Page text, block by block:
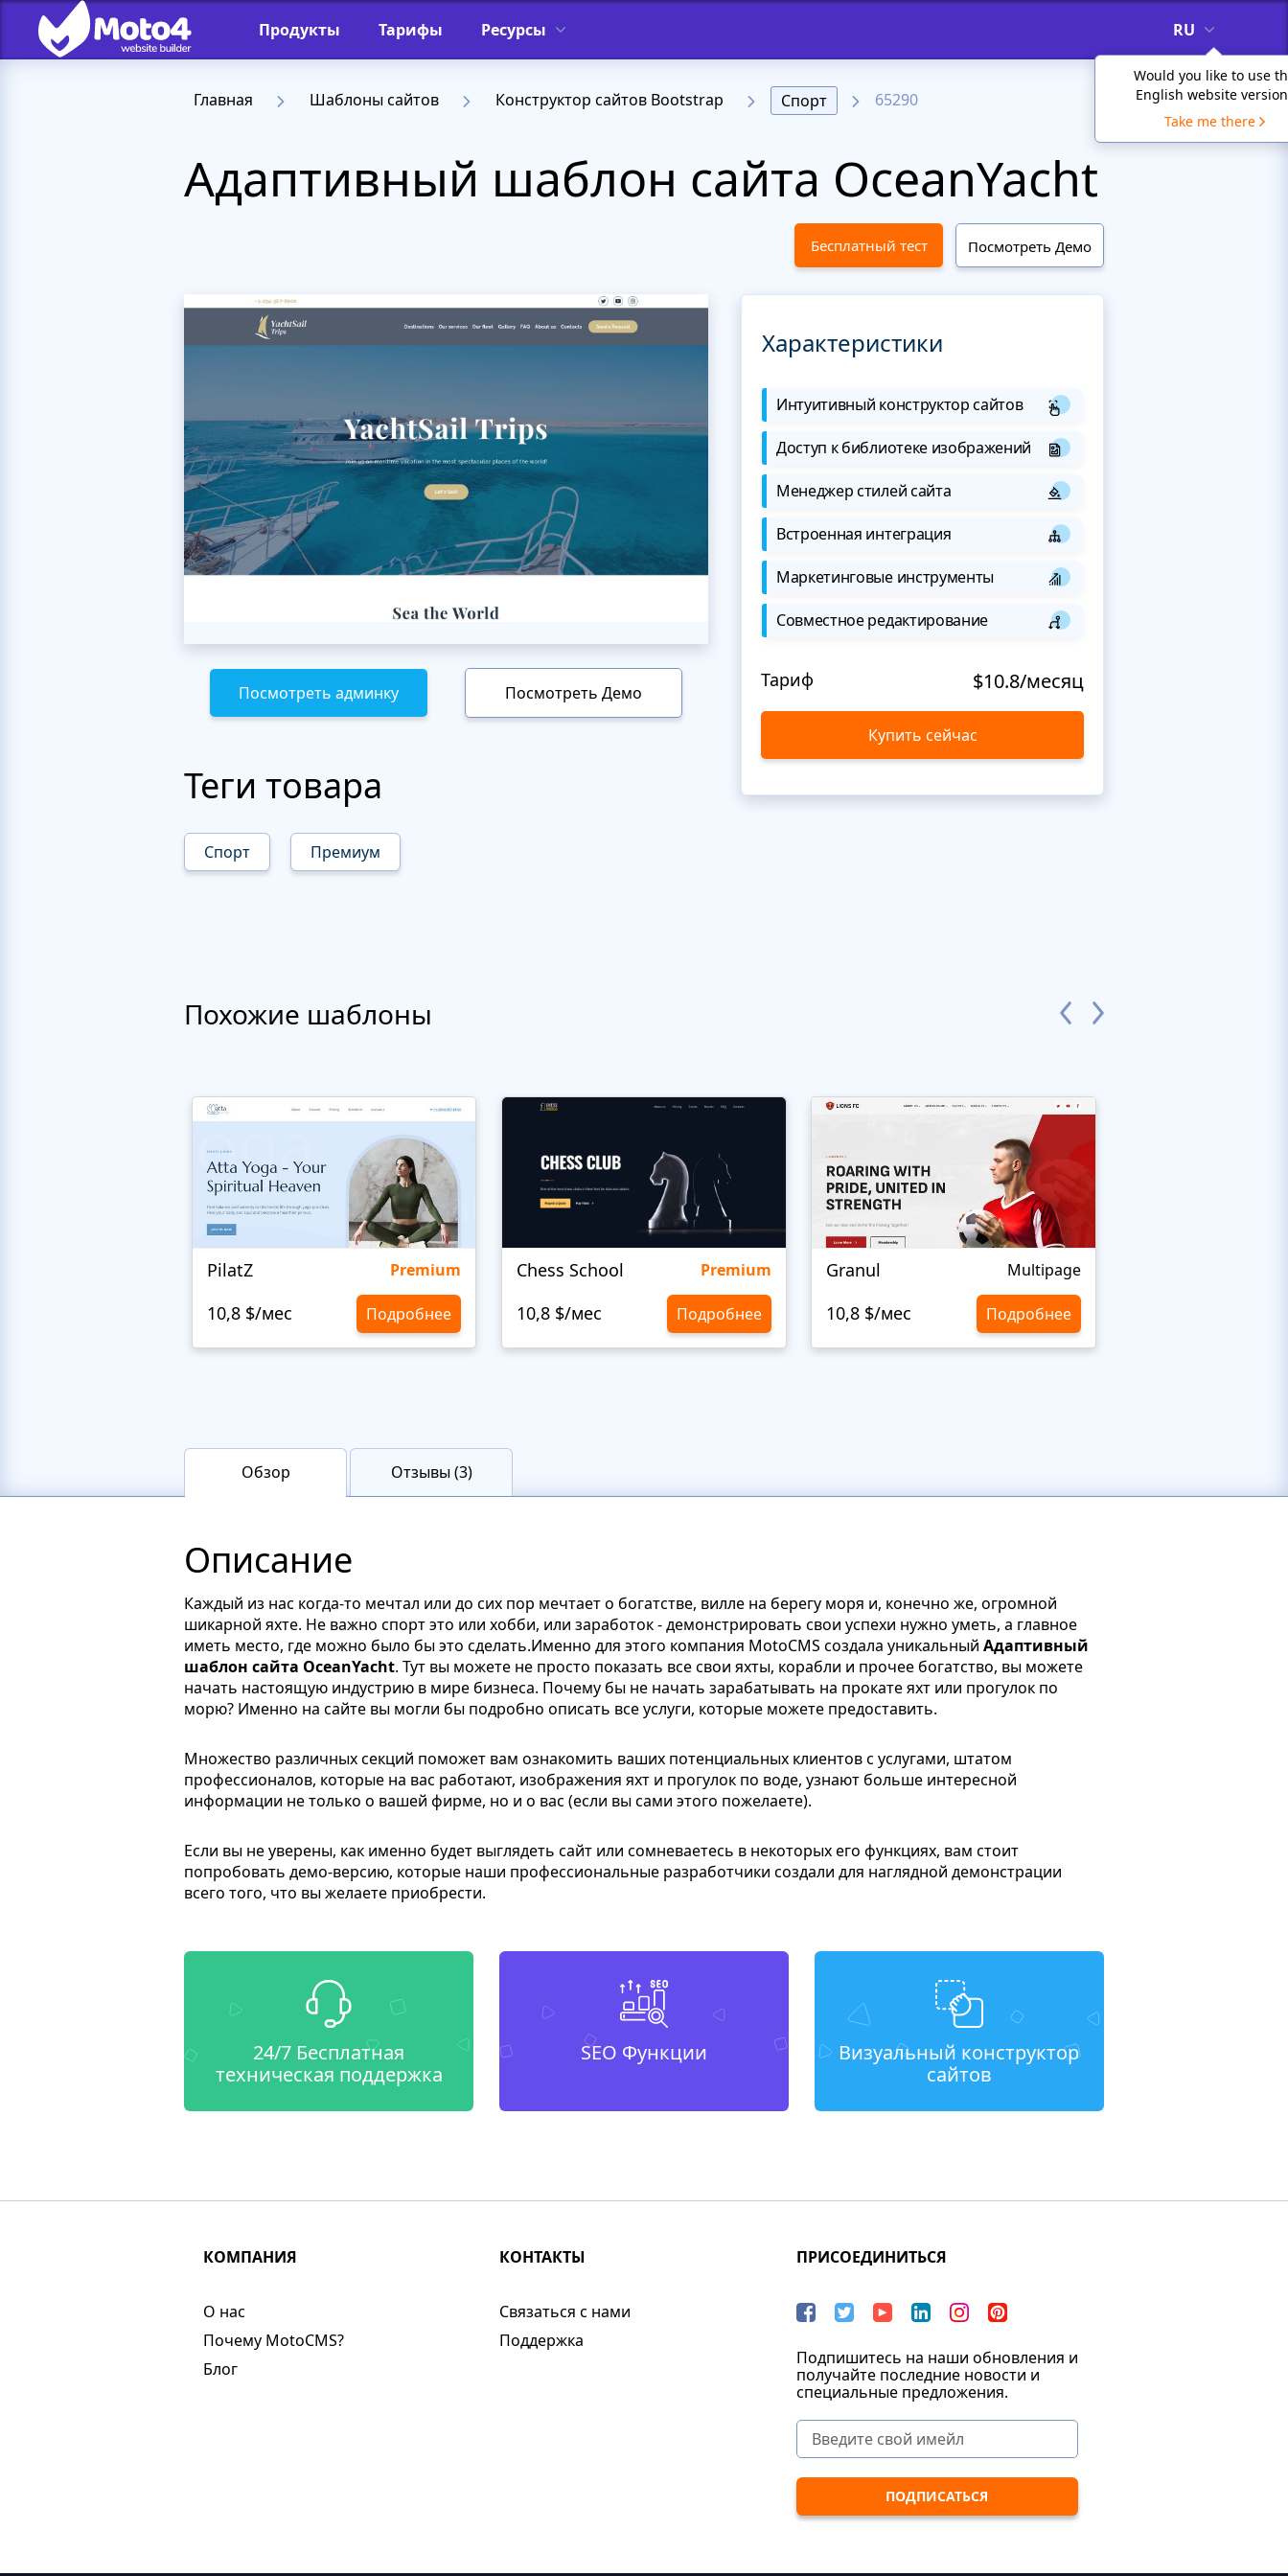
Продукты Тарифы Ресурсы RU
Would you like to use
English website
Take me there
Главная Шаблоны сайтов Конструктор сайтов Bootstrap Спорт 65290
Адаптивный шаблон сайта OceanYacht
Бесплатный тест Посмотреть Демо
Посмотреть админку Посмотреть Демо
Теги товара
Спорт Премиум
Характеристики
Интуитивный конструктор сайтов
Доступ к библиотеке изображений
Менеджер стилей сайта
Встроенная интеграция
Маркетинговые инструменты
Совместное редактирование
Тариф $10.8/месяц
Купить сейчас
Похожие шаблоны
PilatZ Premium
10,8 $/мес Подробнее
Chess School Premium
10,8 $/мес Подробнее
Granul Multipage
10,8 $/мес Подробнее
Обзор Отзывы (3)
Описание
Каждый из нас когда-то мечтал или до сих пор мечтает о богатстве, вилле на берегу моря и, конечно же, огромной
шикарной яхте. Не важно спорт это или хобби, или заработок - демонстрировать свои успехи нужно уметь, а главное
иметь место, где можно было бы это сделать.Именно для этого компания MotoCMS создала уникальный Адаптивный
шаблон сайта OceanYacht. Тут вы можете не просто показать все свои яхты, корабли и прочее богатство, вы можете
начать настоящую индустрию в мире бизнеса. Почему бы не начать зарабатывать на прокате яхт или прогулок по
морю? Именно на сайте вы могли бы подробно описать все услуги, которые можете предоставить.
Множество различных секций поможет вам ознакомить ваших потенциальных клиентов с услугами, штатом
профессионалов, которые на вас работают, изображения яхт и прогулок по воде, узнают больше интересной
информации не только о вашей фирме, но и о вас (если вы сами этого пожелаете).
Если вы не уверены, как именно будет выглядеть сайт или сомневаетесь в некоторых его функциях, вам стоит
попробовать демо-версию, которые наши профессиональные разработчики создали для наглядной демонстрации
всего того, что вы желаете приобрести.
24/7 Бесплатная
техническая поддержка
SEO Функции
Визуальный конструктор
сайтов
КОМПАНИЯ
О нас​
Почему MotoCMS?
Блог
КОНТАКТЫ
Связаться с нами
Поддержка
ПРИСОЕДИНИТЬСЯ
Подпишитесь на наши обновления и
получайте последние новости и
специальные предложения.